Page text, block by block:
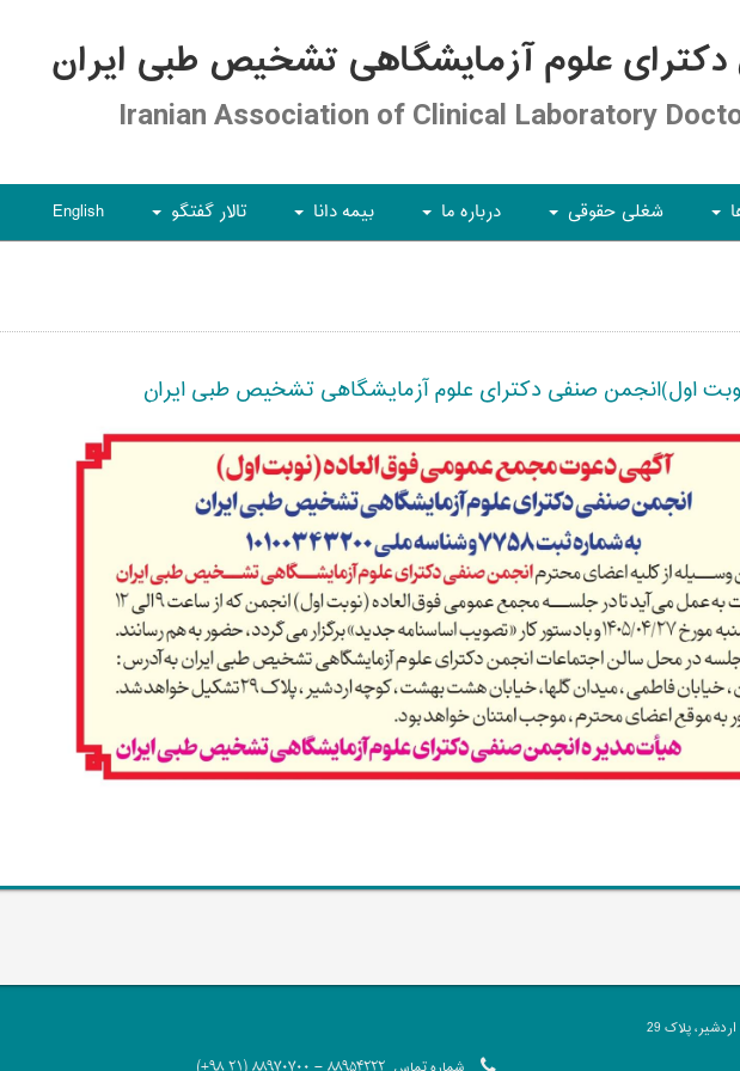
علوم آزمایشگاهی تشخیص طبی ایران
Iranian Association of Clinical Laboratory
شغلی حقوقی درباره ما بیمه دانا تالار گفتگو English
اول)انجمن صنفی دکترای علوم آزمایشگاهی تشخیص طبی ایران
پلاک 29